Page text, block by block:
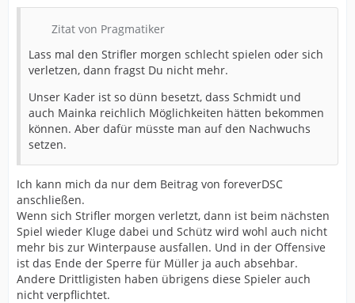
Zitat von Pragmatiker
Lass mal den Strifler morgen schlecht spielen oder sich
verletzen, dann fragst Du nicht mehr.
Unser Kader ist so dünn besetzt, dass Schmidt und
auch Mainka reichlich Möglichkeiten hätten bekommen
können. Aber dafür müsste man auf den Nachwuchs
setzen.
Ich kann mich da nur dem Beitrag von foreverDSC
anschließen.
Wenn sich Strifler morgen verletzt, dann ist beim nächsten
Spiel wieder Kluge dabei und Schütz wird wohl auch nicht
mehr bis zur Winterpause ausfallen. Und in der Offensive
ist das Ende der Sperre für Müller ja auch absehbar.
Andere Drittligisten haben übrigens diese Spieler auch
nicht verpflichtet.